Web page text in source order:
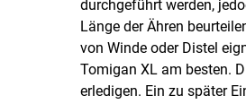
durchgeführt werden,
Länge der Ähren
von Winde oder Distel
Tomigan XL am besten.
erledigen. Ein zu später